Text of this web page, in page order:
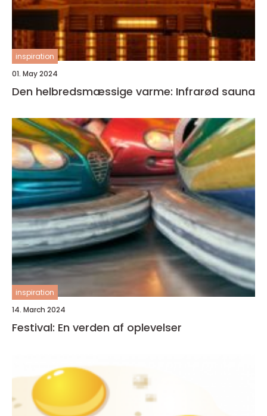
inspiration
01. May 2024
Den helbredsmæssige varme: Infrarød sauna
inspiration
14. March 2024
Festival: En verden af oplevelser